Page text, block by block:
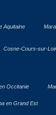
Aquitaine
Cosne-Cours-sur-
Occitanie
en Grand Est